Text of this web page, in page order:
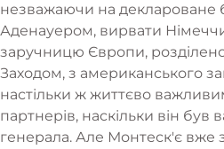
незважаючи на деклароване
Аденауером, вирвати
заручницю Європи,
Заходом, з американського
настільки ж життєво важливим
партнерів, наскільки він був
генерала. Але Монтеск'є вже